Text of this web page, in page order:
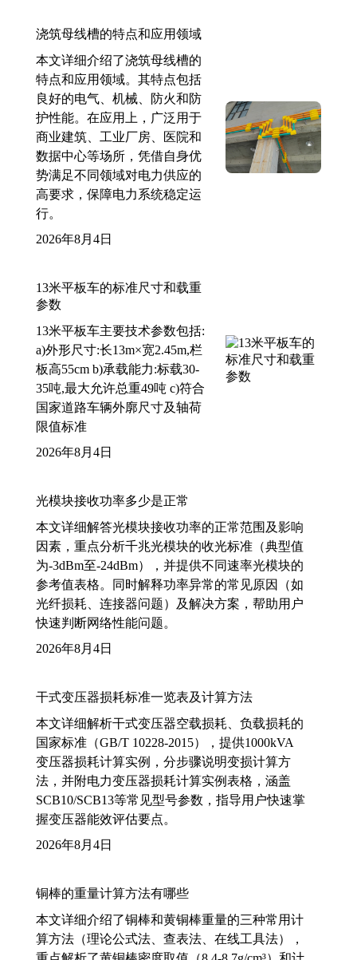
浇筑母线槽的特点和应用领域
本文详细介绍了浇筑母线槽的
特点和应用领域。其特点包括
良好的电气、机械、防火和防
护性能。在应用上，广泛用于
商业建筑、工业厂房、医院和
数据中心等场所，凭借自身优
势满足不同领域对电力供应的
高要求，保障电力系统稳定运
行。
2026年8月4日
13米平板车的标准尺寸和载重
参数
13米平板车主要技术参数包括:
a)外形尺寸:长13m×宽2.45m,栏
板高55cm b)承载能力:标载30-
35吨,最大允许总重49吨 c)符合
国家道路车辆外廓尺寸及轴荷
限值标准
2026年8月4日
光模块接收功率多少是正常
本文详细解答光模块接收功率的正常范围及影响
因素，重点分析千兆光模块的收光标准（典型值
为-3dBm至-24dBm），并提供不同速率光模块的
参考值表格。同时解释功率异常的常见原因（如
光纤损耗、连接器问题）及解决方案，帮助用户
快速判断网络性能问题。
2026年8月4日
干式变压器损耗标准一览表及计算方法
本文详细解析干式变压器空载损耗、负载损耗的
国家标准（GB/T 10228-2015），提供1000kVA
变压器损耗计算实例，分步骤说明变损计算方
法，并附电力变压器损耗计算实例表格，涵盖
SCB10/SCB13等常见型号参数，指导用户快速掌
握变压器能效评估要点。
2026年8月4日
铜棒的重量计算方法有哪些
本文详细介绍了铜棒和黄铜棒重量的三种常用计
算方法（理论公式法、查表法、在线工具法），